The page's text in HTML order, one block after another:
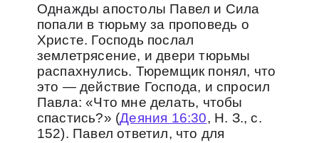
Однажды апостолы Павел и Сила
попали в тюрьму за проповедь о
Христе. Господь послал
землетрясение, и двери тюрьмы
распахнулись. Тюремщик понял, что
это — действие Господа, и спросил
Павла: «Что мне делать, чтобы
спастись?» (Деяния 16:30, Н. З., с.
152). Павел ответил, что для